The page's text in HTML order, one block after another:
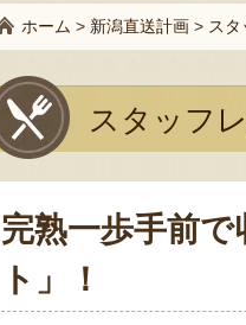
ホーム > 新潟直送計画 > スタ
スタッフ
完熟一歩手前
ト」！